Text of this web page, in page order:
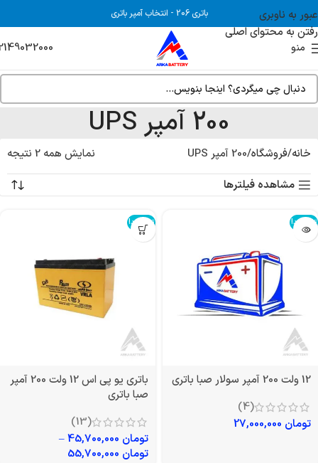
عبور به ناوبری
رفتن به محتوای اصلی
باتری 206 - انتخاب آمپر باتری
منو
200 آمپر UPS
خانه فروشگاه 200 آمپر UPS
نمایش همه 2 نتیجه
مشاهده فیلترها
تمام شد!
12 ولت 200 آمپر سولار صبا باتری
(4)
تومان
تمام شد!
باتری یو پی اس 12 ولت 200 آمپر
صبا باتری
(13)
تومان
–
تومان